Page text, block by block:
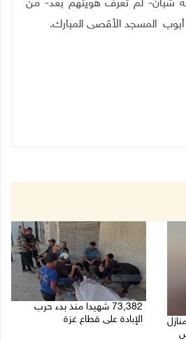
شبان- لم تعرف هويتهم بعد- من
المسجد الأقصى المبارك.
73,382 شهيدا منذ بدء حرب
الإبادة على قطاع غزة